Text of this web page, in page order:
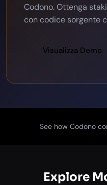
Codono. Ottenga
con codice sorgente
Visualizza Demo
See how Codono
Explore